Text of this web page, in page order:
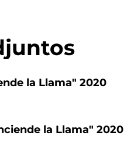
la Llama" 2020
la Llama" 2020